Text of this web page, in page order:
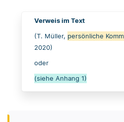
Verweis im Text
(T. Müller, persönliche
2020)
oder
(siehe Anhang 1)